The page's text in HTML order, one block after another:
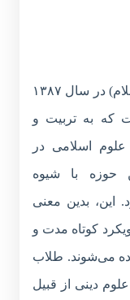
حوزه علمیه حضرت ابوطالب (علیه‌السلام) در سال ۱۳۸۷
که به تربیت و
اسلامی در
حوزه با شیوه
این، بدین معنی
کوتاه مدت و
می‌شوند. طلاب
دینی از قبیل